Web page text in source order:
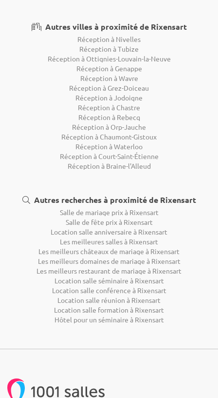
Autres villes à proximité de Rixensart
Réception à Nivelles
Réception à Tubize
Réception à Ottignies-Louvain-la-Neuve
Réception à Genappe
Réception à Wavre
Réception à Grez-Doiceau
Réception à Jodoigne
Réception à Chastre
Réception à Rebecq
Réception à Orp-Jauche
Réception à Chaumont-Gistoux
Réception à Waterloo
Réception à Court-Saint-Étienne
Réception à Braine-l'Alleud
Autres recherches à proximité de Rixensart
Salle de mariage prix à Rixensart
Salle de fête prix à Rixensart
Location salle anniversaire à Rixensart
Les meilleures salles à Rixensart
Les meilleurs châteaux de mariage à Rixensart
Les meilleurs domaines de mariage à Rixensart
Les meilleurs restaurant de mariage à Rixensart
Location salle séminaire à Rixensart
Location salle conférence à Rixensart
Location salle réunion à Rixensart
Location salle formation à Rixensart
Hôtel pour un séminaire à Rixensart